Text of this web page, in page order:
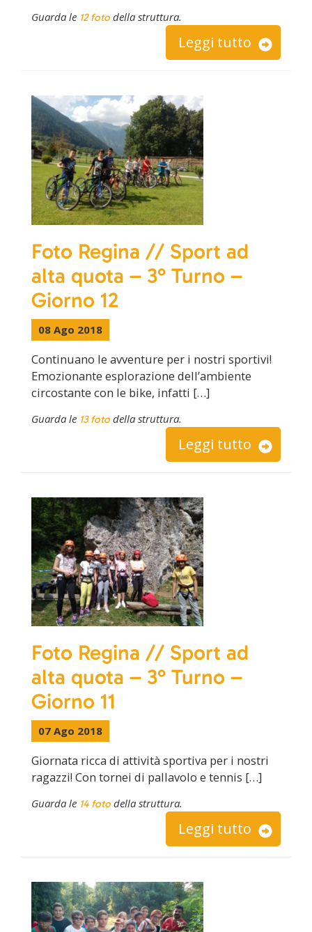
Guarda le 12 foto della struttura.
Leggi tutto
Foto Regina // Sport ad
alta quota – 3° Turno –
Giorno 12
08 Ago 2018
Continuano le avventure per i nostri sportivi!
Emozionante esplorazione dell’ambiente
circostante con le bike, infatti […]
Guarda le 13 foto della struttura.
Leggi tutto
Foto Regina // Sport ad
alta quota – 3° Turno –
Giorno 11
07 Ago 2018
Giornata ricca di attività sportiva per i nostri
ragazzi! Con tornei di pallavolo e tennis […]
Guarda le 14 foto della struttura.
Leggi tutto